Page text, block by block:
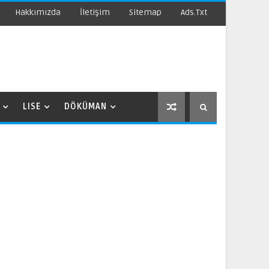
Hakkımızda İletişim Sitemap Ads.txt
LISE DÖKÜMAN